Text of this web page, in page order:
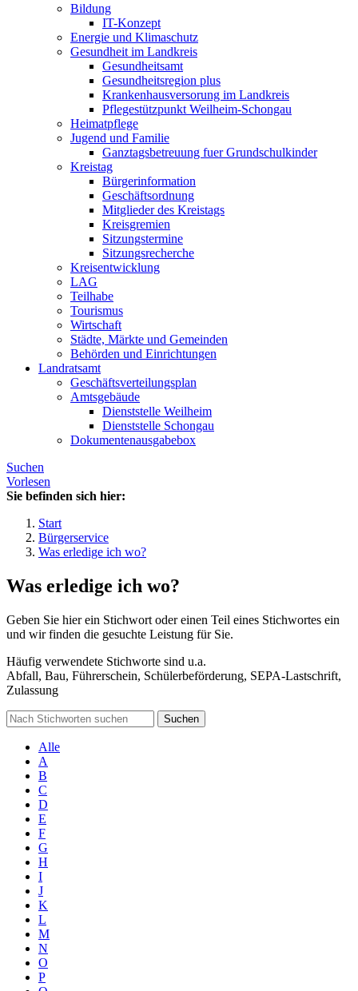
Bildung
IT-Konzept
Energie und Klimaschutz
Gesundheit im Landkreis
Gesundheitsamt
Gesundheitsregion plus
Krankenhausversorung im Landkreis
Pflegestützpunkt Weilheim-Schongau
Heimatpflege
Jugend und Familie
Ganztagsbetreuung fuer Grundschulkinder
Kreistag
Bürgerinformation
Geschäftsordnung
Mitglieder des Kreistags
Kreisgremien
Sitzungstermine
Sitzungsrecherche
Kreisentwicklung
LAG
Teilhabe
Tourismus
Wirtschaft
Städte, Märkte und Gemeinden
Behörden und Einrichtungen
Landratsamt
Geschäftsverteilungsplan
Amtsgebäude
Dienststelle Weilheim
Dienststelle Schongau
Dokumentenausgabebox
Suchen
Vorlesen
Sie befinden sich hier:
Start
Bürgerservice
Was erledige ich wo?
Was erledige ich wo?
Geben Sie hier ein Stichwort oder einen Teil eines Stichwortes ein
und wir finden die gesuchte Leistung für Sie.
Häufig verwendete Stichworte sind u.a.
Abfall, Bau, Führerschein, Schülerbeförderung, SEPA-Lastschrift,
Zulassung
Suchen
Alle
A
B
C
D
E
F
G
H
I
J
K
L
M
N
O
P